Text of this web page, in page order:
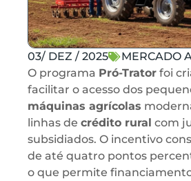
03/ DEZ / 2025
MERCADO
O programa Pró-Trator foi
facilitar o acesso dos
máquinas agrícolas
linhas de crédito rural com
subsidiados. O incentivo
de até quatro pontos
o que permite